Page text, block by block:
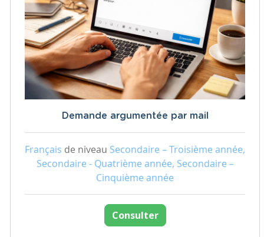
Demande argumentée par mail
Français de niveau Secondaire – Troisième année,
Secondaire - Quatrième année, Secondaire –
Cinquième année
Consulter